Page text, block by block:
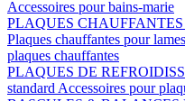
Accessoires pour bains-marie
PLAQUES CHAUFFANTES
Plaques chauffantes pour
plaques chauffantes
PLAQUES DE
standard Accessoires pour